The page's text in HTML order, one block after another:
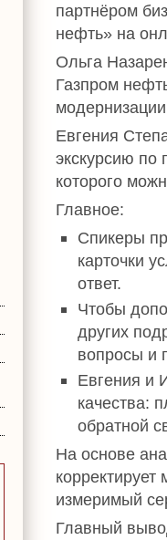
партнёром
нефть» на
Ольга
Газпром
Евгения
экскурсию по
которого
Главное:
Спикеры
карточки
ответ.
Чтобы
других
вопросы и
Евгения и
качества:
обратной
На основе
измеримый
Главный